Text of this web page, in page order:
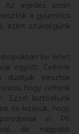
Az erjedés során
a gyümölcs
ezért szükségünk
be lehet
együtt. Cefrénk
dúsítjuk élesztők
hogy cefrénk
Ezzel biztosítunk
és kizárjuk, hogy
el. Ph
de nagyobb